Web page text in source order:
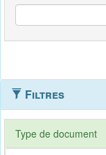
Filtres
Type de document